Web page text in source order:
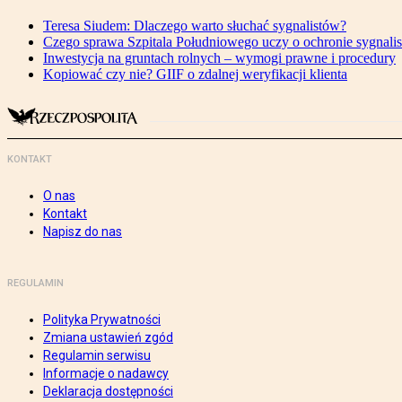
Teresa Siudem: Dlaczego warto słuchać sygnalistów?
Czego sprawa Szpitala Południowego uczy o ochronie
Inwestycja na gruntach rolnych – wymogi prawne i procedury
Kopiować czy nie? GIIF o zdalnej weryfikacji klienta
KONTAKT
O nas
Kontakt
Napisz do nas
REGULAMIN
Polityka Prywatności
Zmiana ustawień zgód
Regulamin serwisu
Informacje o nadawcy
Deklaracja dostępności